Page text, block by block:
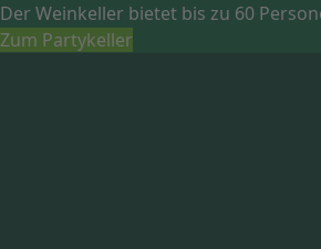
Der Weinkeller bietet bis zu 60
Zum Partykeller